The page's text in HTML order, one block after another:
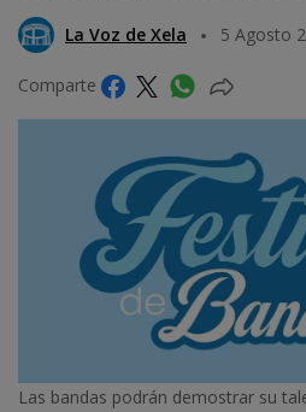
La Voz de Xela 5 Agosto
Comparte
Las bandas podrán demostrar su